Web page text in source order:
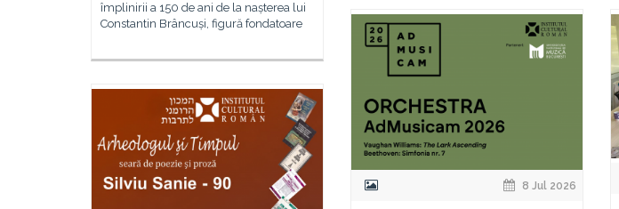
împlinirii a 150 de ani de la nașterea lui
Constantin Brâncuși, figură fondatoare
8 Jul 2026